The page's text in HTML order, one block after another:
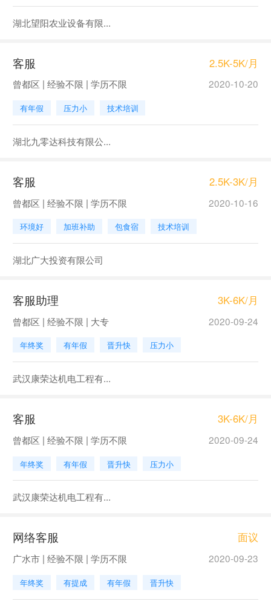
湖北望阳农业设备有限...
客服 2.5K-5K/月
曾都区 | 经验不限 | 学历不限 2020-10-20
有年假 压力小 技术培训
湖北九零达科技有限公...
客服 2.5K-3K/月
曾都区 | 经验不限 | 学历不限 2020-10-16
环境好 加班补助 包食宿 技术培训
湖北广大投资有限公司
客服助理 3K-6K/月
曾都区 | 经验不限 | 大专 2020-09-24
年终奖 有年假 晋升快 压力小
武汉康荣达机电工程有...
客服 3K-6K/月
曾都区 | 经验不限 | 学历不限 2020-09-24
年终奖 有年假 晋升快 压力小
武汉康荣达机电工程有...
网络客服 面议
广水市 | 经验不限 | 学历不限 2020-09-23
年终奖 有提成 有年假 晋升快